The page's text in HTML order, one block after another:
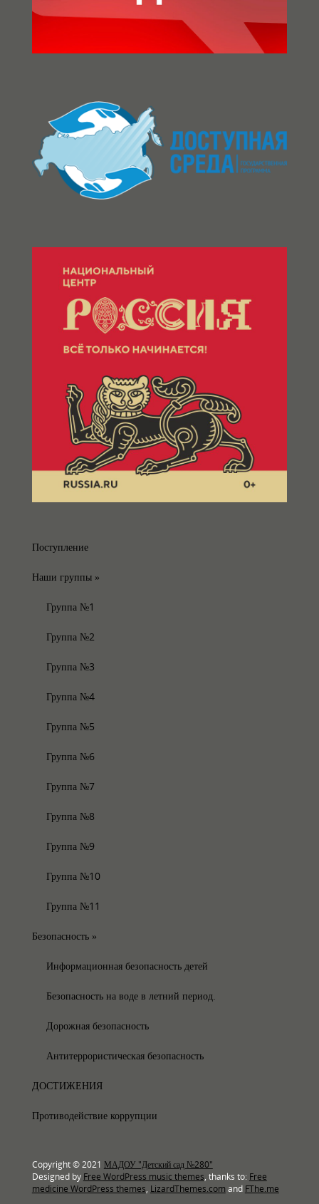
Поступление
Наши группы»
Группа №1
Группа №2
Группа №3
Группа №4
Группа №5
Группа №6
Группа №7
Группа №8
Группа №9
Группа №10
Группа №11
Безопасность»
Информационная безопасность детей
Безопасность на воде в летний период.
Дорожная безопасность
Антитеррористическая безопасность
ДОСТИЖЕНИЯ
Противодействие коррупции
Copyright © 2021 МАДОУ "Детский сад №280"
Designed by Free WordPress music themes, thanks to: Free
medicine WordPress themes, LizardThemes.com and FThe.me